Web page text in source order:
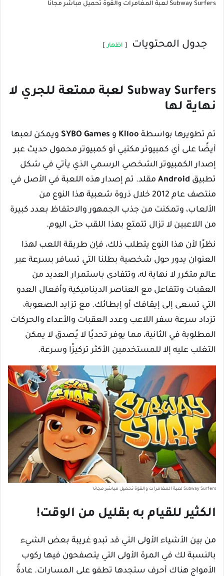
Subway Surfers لعبة المغامرات والقوة تحميل مباشر مجانا
جدول المحتويات اظهار
Subway Surfers لعبة ممتعة للجري لا
نهاية لها
تم تطويرها بواسطة Kiloo و SYBO Games ويمكن لعبها
أيضًا على أي كمبيوتر مكتبي أو كمبيوتر محمول حديث عبر
إصدار الكمبيوتر الشخصي الرسمي الذي يأتي في شكل
تطبيق Android مقلد. تم إصدار هذه اللعبة في الأصل في
منتصف عام 2012 خلال ذروة شعبية هذا النوع من
الألعاب، وتمكنت من جذب الجمهور والاحتفاظ بعدد كبيرة
من اللاعبين لا تزال تتمتع بهذا اللقب حتى اليوم.
نظرًا لأن هذا النوع يتطلب ذلك، فإن طريقة اللعب لهذا
العنوان يدور حول شخصية بطلنا التي تسافر بسرعة عبر
عالم متكرر لا نهاية له، وتتفادى باستمرار العديد من
العقبات وتتفاعل مع العناصر الديناميكية وأفعال العدو
التي تسعى إلى إيقافك أو إبطائك. مع تزايد الصعوبة،
تزداد سرعة سفر اللاعب وعدد العقبات والأعداء والحركات
المطلوبة في الثانية، مما يوفر تحديًا لا يُصدق لا يمكن
التغلب عليه إلا للمستخدمين الأكثر تركيزًا وسرعة.
Subway Surfers لعبة المغامرات والقوة تحميل مباشر مجانا
الكثير للقيام به بقليل من الوقت!
من بين الأشياء الأولى التي قد تبدو غريبة بعض الشيء
بالنسبة لك في المرة الأولى التي يتصفحون فيها ركوب
الأمواج هناك أحرف ستجدها تطفو على المسارات. عادةً